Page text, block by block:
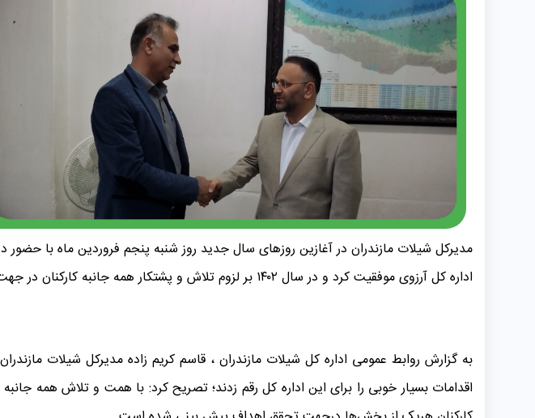
مدیرکل شیلات مازندران در آغازین روزهای سال جدید روز شنبه پنجم فروردین ماه با
اداره کل آرزوی موفقیت کرد و در سال ۱۴۰۲ بر لزوم تلاش و پشتکار همه جانبه کارکنان در جهت تحقق اهداف این اداره کل تاکید کرد.
به گزارش روابط عمومی اداره کل شیلات مازندران ، قاسم کریم زاده مدیرکل شیلات
اقدامات بسیار خوبی را برای این اداره کل رقم زدند؛ تصریح کرد: با همت و تلاش همه